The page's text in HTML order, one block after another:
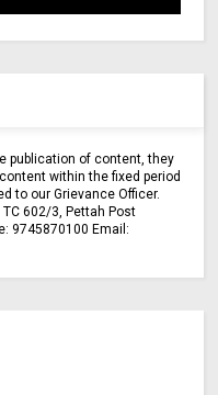
publication of content, they
within the fixed period
to our Grievance Officer.
TC 602/3, Pettah Post
9745870100 Email: